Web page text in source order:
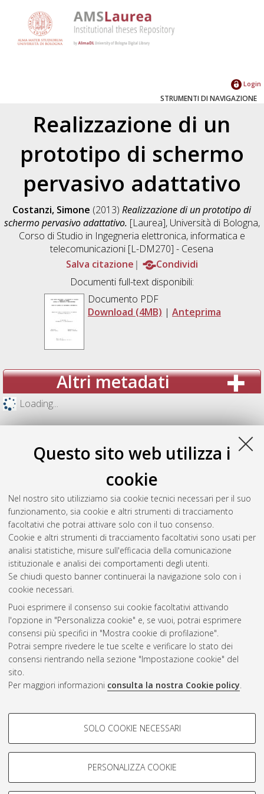
Questo sito web utilizza i
cookie
Nel nostro sito utilizziamo sia cookie tecnici necessari per il suo
funzionamento, sia cookie e altri strumenti di tracciamento
facoltativi che potrai attivare solo con il tuo consenso.
Cookie e altri strumenti di tracciamento facoltativi sono usati per
analisi statistiche, misure sull'efficacia della comunicazione
istituzionale e analisi dei comportamenti degli utenti.
Se chiudi questo banner continuerai la navigazione solo con i
cookie necessari.
Puoi esprimere il consenso sui cookie facoltativi attivando
l'opzione in "Personalizza cookie" e, se vuoi, potrai esprimere
consensi più specifici in "Mostra cookie di profilazione".
Potrai sempre rivedere le tue scelte e verificare lo stato dei
consensi rientrando nella sezione "Impostazione cookie" del
sito.
Per maggiori informazioni consulta la nostra Cookie policy.
COOKIE DI PROFILAZIONE -
Si tratta di cookie utilizzati per analizzare le caratteristiche della
navigazione degli utenti, creare profili in base al loro comportamento
Mostra cookie di profilazione
SOLO COOKIE NECESSARI
PERSONALIZZA COOKIE
Login
STRUMENTI DI NAVIGAZIONE
Realizzazione di un
prototipo di schermo
pervasivo adattativo
Costanzi, Simone (2013)Realizzazione di un prototipo di
schermo pervasivo adattativo. [Laurea], Università di Bologna,
Corso di Studio in Ingegneria elettronica, informatica e
telecomunicazioni [L-DM270] - Cesena
Salva citazione
Condividi
Documenti full-text disponibili:
Documento PDF
Download (4MB) | Anteprima
Altri metadati
Loading...
Gestione del documento:
Atom
Rss 1.0
Rss 2.0
AMS Laurea
Impostazioni Cookie
Informativa sulla privacy
Condizioni d’uso del sito